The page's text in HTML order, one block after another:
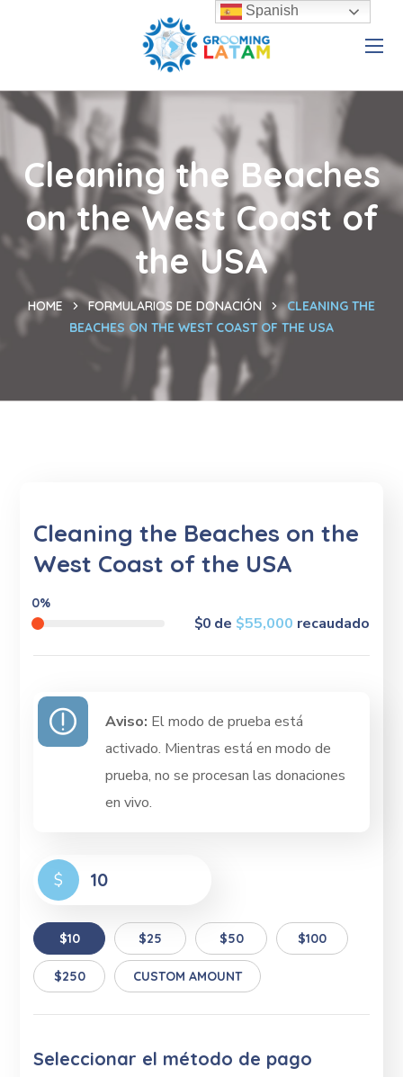
Cleaning the Beaches
on the West Coast of
the USA
HOME FORMULARIOS DE DONACIÓN
CLEANING THE
BEACHES ON THE WEST COAST OF THE USA
Cleaning the Beaches on the
West Coast of the USA
$0de $55,000 recaudado
0%
Aviso: El modo de prueba está
activado. Mientras está en modo de
prueba, no se procesan las donaciones
en vivo.
$
$10 $25 $50 $100
$250 CUSTOM AMOUNT
Seleccionar el método de pago
Spanish